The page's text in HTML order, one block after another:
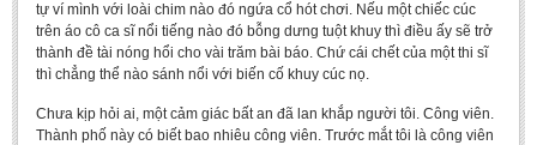
Studies on Sinology & Nom
Vietnamese and Japanese Literature Viewed from an East Asian
Perspective
To Build a Standard Orthography in Schools and the Media
tự ví mình với loài chim nào đó ngứa cổ hót chơi. Nếu một chiếc cúc
trên áo cô ca sĩ nổi tiếng nào đó bỗng dưng tuột khuy thì điều ấy sẽ trở
thành đề tài nóng hổi cho vài trăm bài báo. Chứ cái chết của một thi sĩ
thì chẳng thể nào sánh nổi với biến cố khuy cúc nọ.
Chưa kịp hỏi ai, một cảm giác bất an đã lan khắp người tôi. Công viên.
Thành phố này có biết bao nhiêu công viên. Trước mắt tôi là công viên